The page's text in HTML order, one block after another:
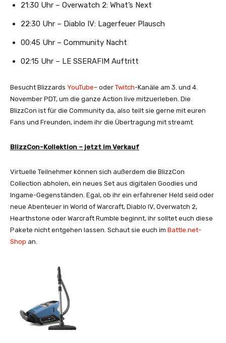
21:30 Uhr – Overwatch 2: What’s Next
22:30 Uhr – Diablo IV: Lagerfeuer Plausch
00:45 Uhr – Community Nacht
02:15 Uhr – LE SSERAFIM Auftritt
Besucht Blizzards YouTube– oder Twitch-Kanäle am 3. und 4.
November PDT, um die ganze Action live mitzuerleben. Die
BlizzCon ist für die Community da, also teilt sie gerne mit euren
Fans und Freunden, indem ihr die Übertragung mit streamt.
BlizzCon-Kollektion – jetzt im Verkauf
Virtuelle Teilnehmer können sich außerdem die BlizzCon
Collection abholen, ein neues Set aus digitalen Goodies und
Ingame-Gegenständen. Egal, ob ihr ein erfahrener Held seid oder
neue Abenteuer in World of Warcraft, Diablo IV, Overwatch 2,
Hearthstone oder Warcraft Rumble beginnt, ihr solltet euch diese
Pakete nicht entgehen lassen. Schaut sie euch im Battle.net-
Shop an.